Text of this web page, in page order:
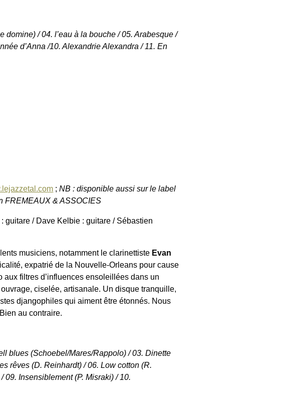
/ 04. l’eau à la bouche / 05. Arabesque /
d’Anna /10. Alexandrie Alexandra / 11. En
;NB : disponible aussi sur le label
FREMEAUX & ASSOCIES
guitare / Dave Kelbie : guitare / Sébastien
musiciens, notamment le clarinettiste Evan
expatrié de la Nouvelle-Orleans pour cause
filtres d’influences ensoleillées dans un
ciselée, artisanale. Un disque tranquille,
djangophiles qui aiment être étonnés. Nous
au contraire.
blues (Schoebel/Mares/Rappolo) / 03. Dinette
rêves (D. Reinhardt) / 06. Low cotton (R.
Insensiblement (P. Misraki) / 10.